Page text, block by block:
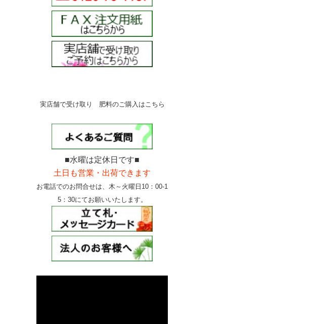
実店舗で受け取り 肥料のご購入はこちら
■水曜は定休日です■
土日も営業・出荷できます
お電話でのお問合せは、 木～火曜日10：00-1
5：30にてお願いいたします。